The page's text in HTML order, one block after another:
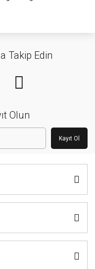
Takip Edin
Olun
Kayıt Ol